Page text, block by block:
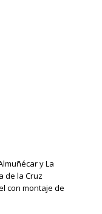
y La
de la Cruz
con montaje de